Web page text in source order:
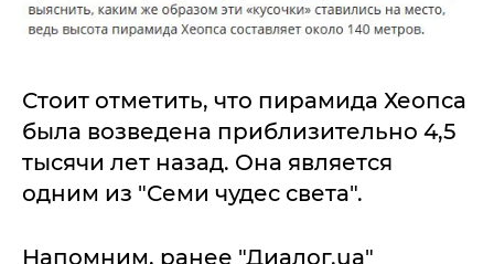
Стоит отметить, что пирамида Хеопса
была возведена приблизительно 4,5
тысячи лет назад. Она является
одним из "Семи чудес света".
Напомним, ранее "Диалог.ua"